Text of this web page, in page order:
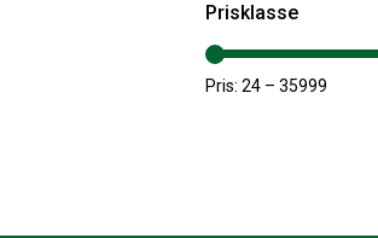
Prisklasse
Pris: 24 – 35999